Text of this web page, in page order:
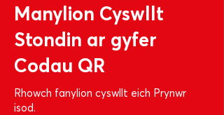
Manylion Cyswllt
Stondin ar gyfer
Codau QR
Rhowch fanylion cyswllt eich Prynwr
isod.